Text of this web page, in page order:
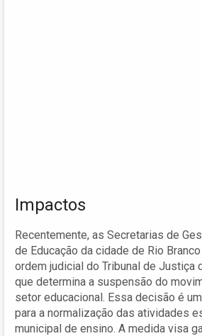
Impactos
Recentemente, as Secretarias de
de Educação da cidade de Rio
ordem judicial do Tribunal de Justiça
que determina a suspensão do
setor educacional. Essa decisão é
para a normalização das atividades
municipal de ensino. A medida visa